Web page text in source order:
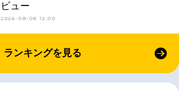
ビュー
2026-08-08 12:00
ランキングを見る